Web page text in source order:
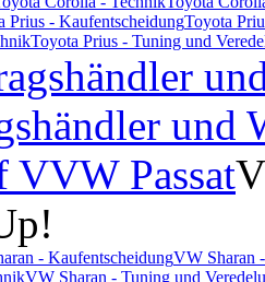
Prius - KaufentscheidungToyota
Toyota Prius - Tuning und
und
VVW Passat
- KaufentscheidungVW Sharan
VW Sharan - Tuning und